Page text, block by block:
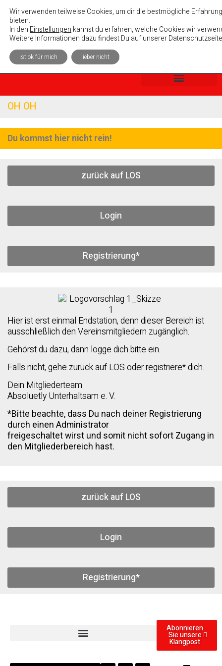
Absolutely Unterhaltsam e. V.
OH OH
Du kommst hier nicht rein!
zurück auf LOS
Login
Registrierung*
Hier ist erst einmal Endstation, denn dieser Bereich ist
ausschließlich den Vereinsmitgliedern zugänglich.
Gehörst du dazu, dann logge dich bitte ein.
Falls nicht, gehe zurück auf LOS oder registriere* dich.
Dein Mitgliederteam
Absoluetly Unterhaltsam e. V.
*Bitte beachte, dass Du nach deiner Registrierung
durch einen Administrator
freigeschaltet wirst und somit nicht sofort Zugang in
den Mitgliederbereich hast.
zurück auf LOS
Login
Registrierung*
Abonnieren
Sie unsere
Klangpost
Wir verwenden teilweise Cookies, um dir die bestmögliche
bieten.
In den Einstellungen kannst du erfahren, welche Cookies wir
Weitere Informationen dazu findest Du auf unserer
ist ok für mich lieber nicht